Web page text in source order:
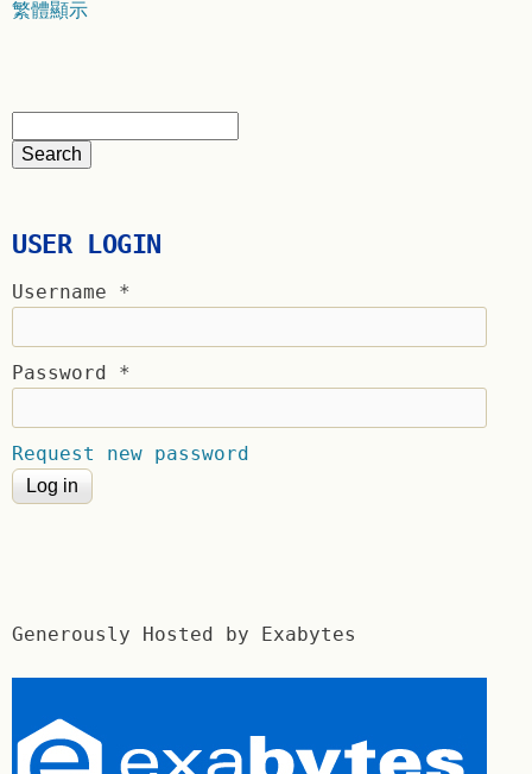
繁體顯示
USER LOGIN
Username *
Password *
Request new password
Generously Hosted by Exabytes